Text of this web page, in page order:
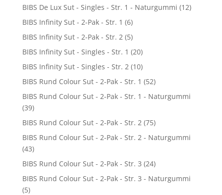
BIBS De Lux Sut - Singles - Str. 1 - Naturgummi (12)
BIBS Infinity Sut - 2-Pak - Str. 1 (6)
BIBS Infinity Sut - 2-Pak - Str. 2 (5)
BIBS Infinity Sut - Singles - Str. 1 (20)
BIBS Infinity Sut - Singles - Str. 2 (10)
BIBS Rund Colour Sut - 2-Pak - Str. 1 (52)
BIBS Rund Colour Sut - 2-Pak - Str. 1 - Naturgummi
(39)
BIBS Rund Colour Sut - 2-Pak - Str. 2 (75)
BIBS Rund Colour Sut - 2-Pak - Str. 2 - Naturgummi
(43)
BIBS Rund Colour Sut - 2-Pak - Str. 3 (24)
BIBS Rund Colour Sut - 2-Pak - Str. 3 - Naturgummi
(5)